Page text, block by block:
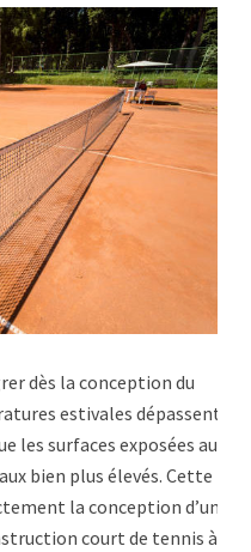
dès la conception du
estivales dépassent
les surfaces exposées au
bien plus élevés. Cette
la conception d’un
court de tennis à